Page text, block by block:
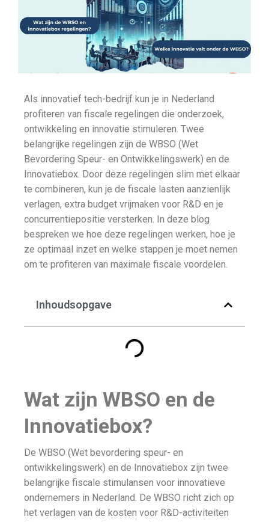
Als innovatief tech-bedrijf kun je in Nederland
profiteren van fiscale regelingen die onderzoek,
ontwikkeling en innovatie stimuleren. Twee
belangrijke regelingen zijn de WBSO (Wet
Bevordering Speur- en Ontwikkelingswerk) en de
Innovatiebox. Door deze regelingen slim met elkaar
te combineren, kun je de fiscale lasten aanzienlijk
verlagen, extra budget vrijmaken voor R&D en je
concurrentiepositie versterken. In deze blog
bespreken we hoe deze regelingen werken, hoe je
ze optimaal inzet en welke stappen je moet nemen
om te profiteren van maximale fiscale voordelen.
Inhoudsopgave
Wat zijn WBSO en de
Innovatiebox?
De WBSO (Wet bevordering speur- en
ontwikkelingswerk) en de Innovatiebox zijn twee
belangrijke fiscale stimulansen voor innovatieve
ondernemers in Nederland. De WBSO richt zich op
het verlagen van de kosten voor R&D-activiteiten